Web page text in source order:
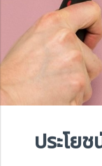
ประโย